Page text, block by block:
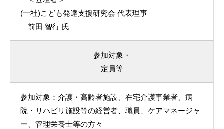
(一社)こども発達支援研究会 代表理事
前田 智行 氏
参加対象・
定員等
参加対象：介護・高齢者施設、在宅介護事業者、病
院・リハビリ施設等の経営者、職員、ケアマネージャ
ー、管理栄養士等の方々